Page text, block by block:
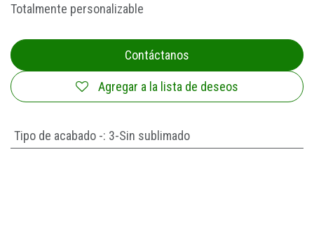
Totalmente personalizable
Contáctanos
Agregar a la lista de deseos
Tipo de acabado -: 3-Sin sublimado